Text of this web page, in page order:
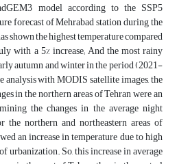
model according to the SSP5
forecast of Mehrabad station during the
shown the highest temperature compared
with a 5% increase; And the most rainy
autumn and winter in the period (2021-
with MODIS satellite images, the
in the northern areas of Tehran were an
the changes in the average night
the northern and northeastern areas of
an increase in temperature due to high
urbanization. So, this increase in average